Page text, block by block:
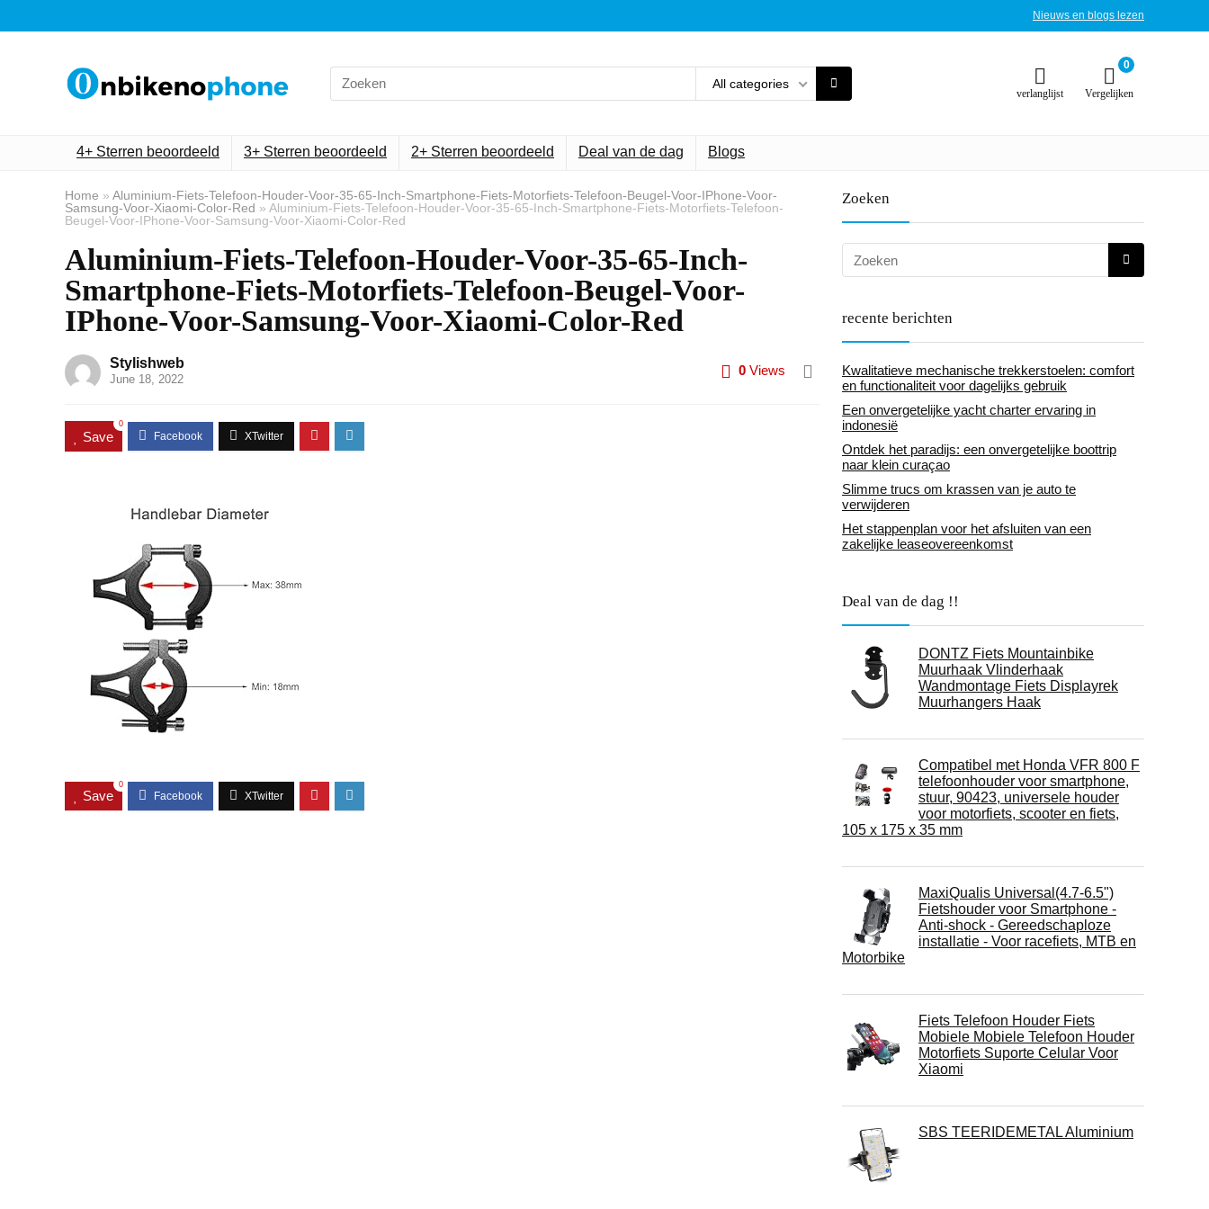
Nieuws en blogs lezen
Search
for:
All categories
verlanglijst
0
Vergelijken
4+ Sterren beoordeeld 3+ Sterren beoordeeld 2+ Sterren beoordeeld Deal van de dag Blogs
Home » Aluminium-Fiets-Telefoon-Houder-Voor-35-65-Inch-Smartphone-Fiets-Motorfiets-Telefoon-Beugel-Voor-IPhone-Voor-
Samsung-Voor-Xiaomi-Color-Red » Aluminium-Fiets-Telefoon-Houder-Voor-35-65-Inch-Smartphone-Fiets-Motorfiets-Telefoon-
Beugel-Voor-IPhone-Voor-Samsung-Voor-Xiaomi-Color-Red
Aluminium-Fiets-Telefoon-Houder-Voor-35-65-Inch-
Smartphone-Fiets-Motorfiets-Telefoon-Beugel-Voor-
IPhone-Voor-Samsung-Voor-Xiaomi-Color-Red
Stylishweb
June 18, 2022
0 Views
Save
0
Save
0
Zoeken
recente berichten
Kwalitatieve mechanische trekkerstoelen: comfort
en functionaliteit voor dagelijks gebruik
Een onvergetelijke yacht charter ervaring in
indonesië
Ontdek het paradijs: een onvergetelijke boottrip
naar klein curaçao
Slimme trucs om krassen van je auto te
verwijderen
Het stappenplan voor het afsluiten van een
zakelijke leaseovereenkomst
Deal van de dag !!
DONTZ Fiets Mountainbike
Muurhaak Vlinderhaak
Wandmontage Fiets Displayrek
Muurhangers Haak
Compatibel met Honda VFR 800 F
telefoonhouder voor smartphone,
stuur, 90423, universele houder
voor motorfiets, scooter en fiets,
105 x 175 x 35 mm
MaxiQualis Universal(4.7-6.5")
Fietshouder voor Smartphone -
Anti-shock - Gereedschaploze
installatie - Voor racefiets, MTB en
Motorbike
Fiets Telefoon Houder Fiets
Mobiele Mobiele Telefoon Houder
Motorfiets Suporte Celular Voor
Xiaomi
SBS TEERIDEMETAL Aluminium